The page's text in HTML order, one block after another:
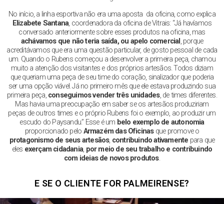
No início, a linha esportiva não era uma aposta da oficina, como explica
Elizabete Santana, coordenadora da oficina de Vitrais: “Já havíamos
conversado anteriormente sobre esses produtos na oficina, mas
achávamos que não teria saída, ou apelo comercial, porque
acreditávamos que era uma questão particular, de gosto pessoal de cada
um. Quando o Rubens começou a desenvolver a primeira peça, chamou
muito a atenção dos visitantes e dos próprios artesãos. Todos diziam
que queriam uma peça de seu time do coração, sinalizador que poderia
ser uma opção viável. Já no primeiro mês que ele estava produzindo sua
primeira peça, conseguimos vender três unidades, de times diferentes.
Mas havia uma preocupação em saber se os artesãos produziriam
peças de outros times e o próprio Rubens foi o exemplo, ao produzir um
escudo do Paysandu.” Esse é um belo exemplo de autonomia
proporcionado pelo Armazém das Oficinasque promove o
protagonismo de seus artesãos, contribuindo ativamente para que
eles exerçam cidadania, por meio de seu trabalho e contribuindo
com ideias de novos produtos.
E SE O CLIENTE FOR PALMEIRENSE?